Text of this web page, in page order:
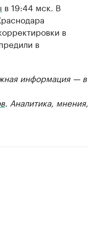
в 19:44 мск. В
в
в
информация — в
. Аналитика, мнения,